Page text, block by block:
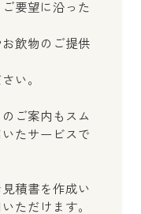
要望に沿った
飲物のご提供
い。
ご案内もスム
たサービスで
積書を作成い
ただけます。